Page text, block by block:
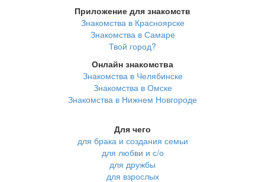
Приложение для знакомств
Знакомства в Красноярске
Знакомства в Самаре
Твой город?
Онлайн знакомства
Знакомства в Челябинске
Знакомства в Омске
Знакомства в Нижнем Новгороде
Для чего
для брака и создания семьи
для любви и с/о
для дружбы
для взрослых